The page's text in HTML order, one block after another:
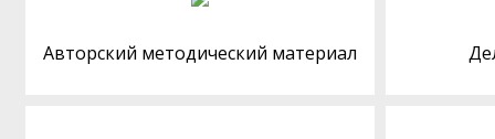
Авторский методический материал